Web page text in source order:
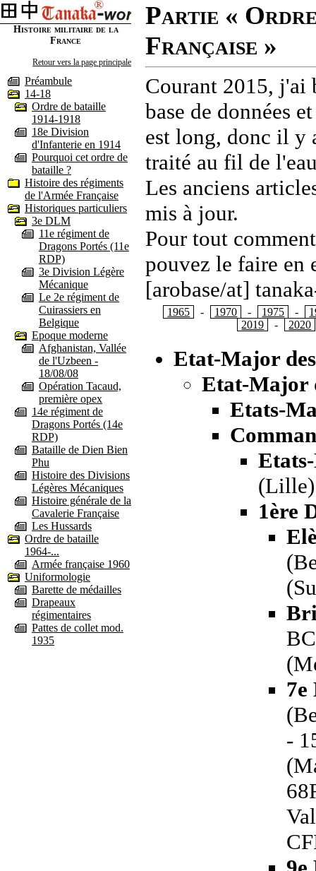
Histoire militaire de la
France
Retour vers la page principale
Préambule
14-18
Ordre de bataille
1914-1918
18e Division
d'Infanterie en 1914
Pourquoi cet ordre de
bataille ?
Histoire des régiments
de l'Armée Française
Historiques particuliers
3e DLM
11e régiment de
Dragons Portés (11e
RDP)
3e Division Légère
Mécanique
Le 2e régiment de
Cuirassiers en
Belgique
Epoque moderne
Afghanistan, Vallée
de l'Uzbeen -
18/08/08
Opération Tacaud,
première opex
14e régiment de
Dragons Portés (14e
RDP)
Bataille de Dien Bien
Phu
Histoire des Divisions
Légères Mécaniques
Histoire générale de la
Cavalerie Française
Les Hussards
Ordre de bataille
1964-...
Armée française 1960
Uniformologie
Barette de médailles
Drapeaux
régimentaires
Pattes de collet mod.
1935
Partie «
Française »
Courant 2015, j'ai
base de données
est long, donc il y
traité au fil de
Les anciens
mis à jour.
Pour tout
pouvez le faire en
[arobase/at]
1965 - 1970 - 1975 -
2019
- 2020
Etat-Major
Etat-Major
Etats-
(Lille)
1ère
7e
-